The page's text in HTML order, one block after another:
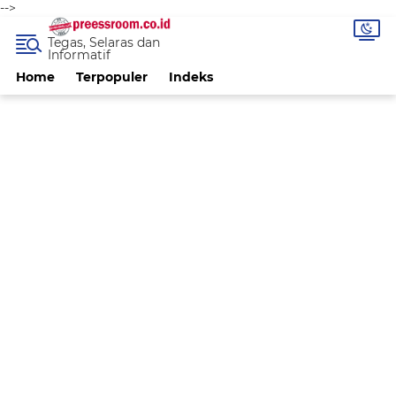
-->
Home Terpopuler Indeks
Tegas, Selaras dan
Informatif